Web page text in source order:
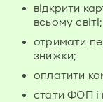
відкрити
всьому світі;
отримати
знижки;
оплатити
стати ФОП і